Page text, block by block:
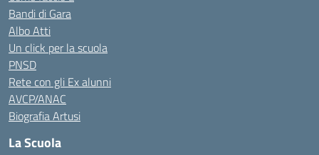
Bandi di Gara
Albo Atti
Un click per la scuola
PNSD
Rete con gli Ex alunni
AVCP/ANAC
Biografia Artusi
La Scuola